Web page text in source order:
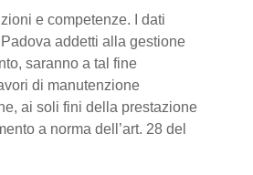
e competenze. I dati
addetti alla gestione
saranno a tal fine
di manutenzione
ai soli fini della prestazione
a norma dell’art. 28 del